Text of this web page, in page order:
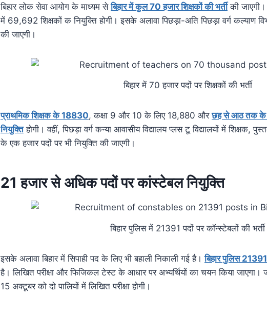
बिहार लोक सेवा आयोग के माध्यम सेबिहार में कुल 70 हजार शिक्षकों की भर्तीकी
में 69,692 शिक्षकों क नियुक्ति होगी। इसके अलावा पिछड़ा-अति पिछड़ा वर्ग कल्याण
की जाएगी।
बिहार में 70 हजार पदों पर शिक्षकों की भर्ती
प्राथमिक शिक्षक के 18830, कक्षा 9 और 10 के लिए 18,880 औरछह से आठ तक के
नियुक्तिहोगी। वहीं, पिछड़ा वर्ग कन्या आवासीय विद्यालय प्लस टू विद्यालयों में शिक्षक,
के एक हजार पदों पर भी नियुक्ति की जाएगी।
21 हजार से अधिक पदों पर कांस्टेबल नियुक्ति
बिहार पुलिस में 21391 पदों पर कॉन्स्टेबलों की भर्ती
इसके अलावा बिहार में सिपाही पद के लिए भी बहाली निकाली गई है।बिहार पुलिस 21391
है। लिखित परीक्षा और फिजिकल टेस्ट के आधार पर अभ्यर्थियों का चयन किया
15 अक्टूबर को दो पालियों में लिखित परीक्षा होगी।